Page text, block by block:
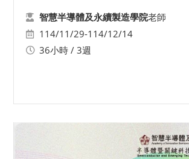
智慧半導體及永續製造學院老師
114/11/29-114/12/14
36小時 / 3週